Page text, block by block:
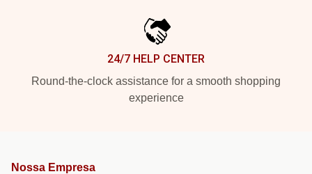
24/7 HELP CENTER
Round-the-clock assistance for a smooth shopping
experience
Nossa Empresa